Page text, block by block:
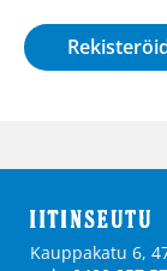
Kauppakatu 6,